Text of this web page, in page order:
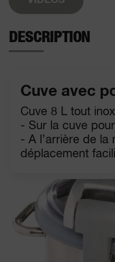
DESCRIPTION
Cuve avec
Cuve 8 L tout
- Sur la cuve
- A l’arrière de la
déplacement